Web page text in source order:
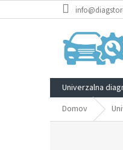
to
Univerzalna
Domov